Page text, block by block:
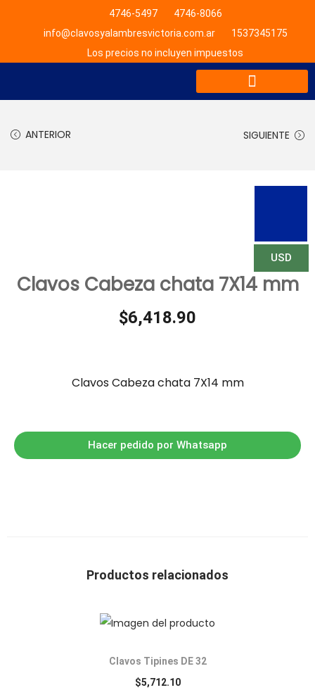
4746-5497
4746-8066
info@clavosyalambresvictoria.com.ar
1537345175
Los precios no incluyen impuestos
USD
ANTERIOR SIGUIENTE
Clavos Cabeza chata 7X14 mm
$6,418.90
Clavos Cabeza chata 7X14 mm
Hacer pedido por Whatsapp
Productos relacionados
Clavos Tipines DE 32
$5,712.10